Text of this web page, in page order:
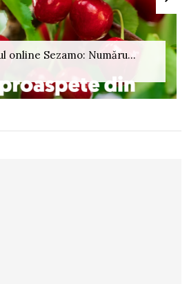
online Sezamo: Număru...